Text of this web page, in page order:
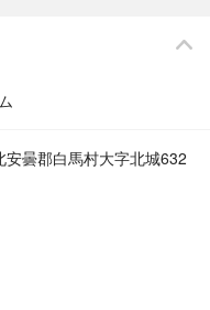
曇郡白馬村大字北城632